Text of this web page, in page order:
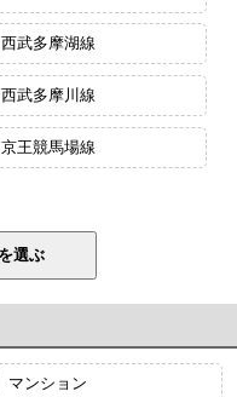
西武多摩湖線
西武多摩川線
京王競馬場線
マンション